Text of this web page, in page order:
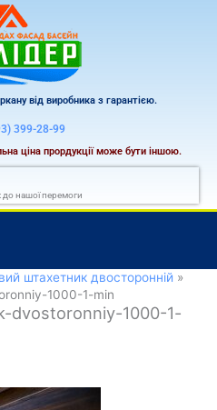
від виробника з гарантією.
399-28-99
ціна прордукції може бути іншою.
до нашої перемоги
штахетник двосторонній
1000-1-min
dvostoronniy-1000-1-